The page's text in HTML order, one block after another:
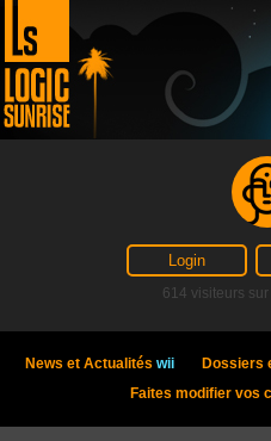
614 visiteurs sur
News et Actualités wii Dossiers
Faites modifier vos